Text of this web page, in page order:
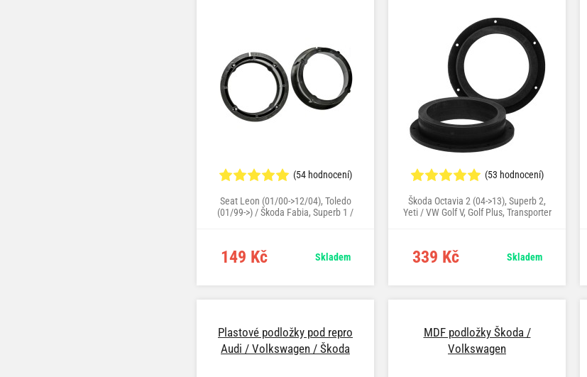
(54 hodnocení)
Seat Leon (01/00->12/04), Toledo
(01/99->) / Škoda Fabia, Superb 1 /
(11/03->09/08), New Beetle
149 Kč Skladem
(53 hodnocení)
Škoda Octavia 2 (04->13), Superb 2,
Yeti / VW Golf V, Golf Plus, Transporter
339 Kč Skladem
Plastové podložky pod repro
Audi / Volkswagen / Škoda
MDF podložky Škoda /
Volkswagen